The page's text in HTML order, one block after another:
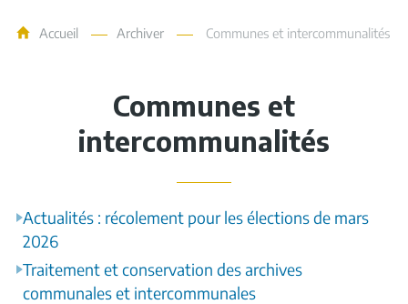
Accueil Archiver Communes et intercommunalités
Communes et
intercommunalités
Actualités : récolement pour les élections de mars
2026
Traitement et conservation des archives
communales et intercommunales